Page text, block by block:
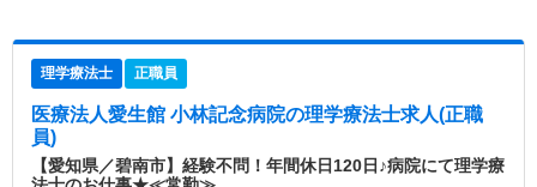
理学療法士 正職員
医療法人愛生館 小林記念病院の理学療法士求人(正職
員)
【愛知県／碧南市】経験不問！年間休日120日♪病院にて理学療